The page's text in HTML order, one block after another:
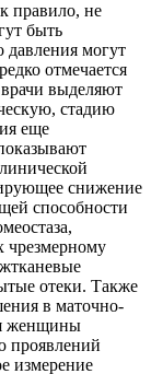
правило, не
быть
давления могут
отмечается
выделяют
стадию
еще
снижение
способности
чрезмерному
отеки. Также
в маточно-
женщины
проявлений
измерение